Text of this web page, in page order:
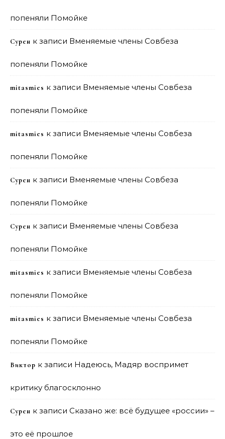
попеняли Помойке
Сурен к записи Вменяемые члены Совбеза
попеняли Помойке
mitasmies к записи Вменяемые члены Совбеза
попеняли Помойке
mitasmies к записи Вменяемые члены Совбеза
попеняли Помойке
Сурен к записи Вменяемые члены Совбеза
попеняли Помойке
Сурен к записи Вменяемые члены Совбеза
попеняли Помойке
mitasmies к записи Вменяемые члены Совбеза
попеняли Помойке
mitasmies к записи Вменяемые члены Совбеза
попеняли Помойке
Виктор к записи Надеюсь, Мадяр воспримет
критику благосклонно
Сурен к записи Сказано же: всё будущее «россии» –
это её прошлое